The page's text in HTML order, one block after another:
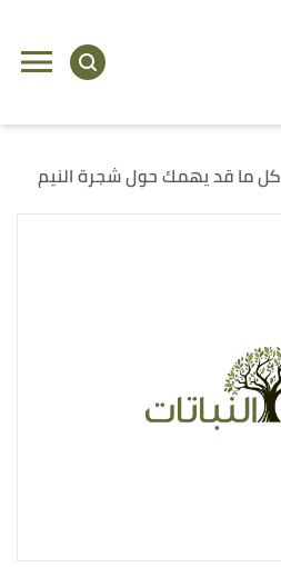
كل ما قد يهمك حول شجرة النيم